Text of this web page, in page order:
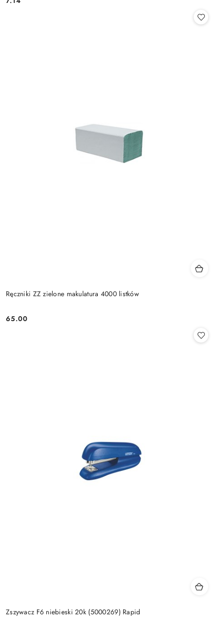
Cena:
Ręczniki ZZ zielone makulatura 4000 listków
Cena:
65.00
Zszywacz F6 niebieski 20k (5000269) Rapid